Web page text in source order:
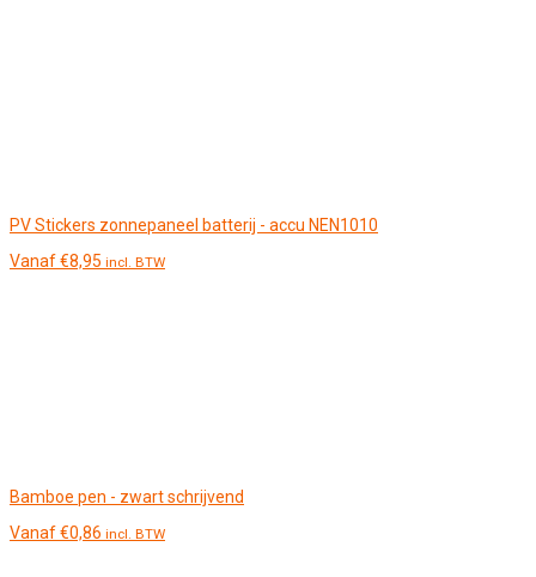
PV Stickers zonnepaneel batterij - accu NEN1010
Vanaf€8,95 incl. BTW
Bamboe pen - zwart schrijvend
Vanaf€0,86 incl. BTW